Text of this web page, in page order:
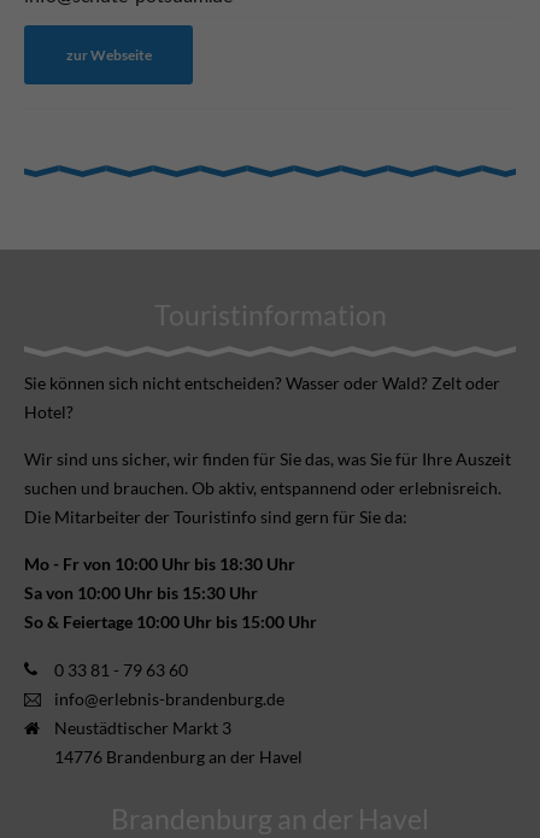
zur Webseite
Touristinformation
Sie können sich nicht ent­scheiden? Wasser oder Wald? Zelt oder
Hotel?
Wir sind uns sicher, wir finden für Sie das, was Sie für Ihre Aus­zeit
suchen und brauchen. Ob aktiv, ent­spannend oder erlebnis­reich.
Die Mitarbeiter der Touristinfo sind gern für Sie da:
Mo - Fr von 10:00 Uhr bis 18:30 Uhr
Sa von 10:00 Uhr bis 15:30 Uhr
So & Feiertage 10:00 Uhr bis 15:00 Uhr
0 33 81 - 79 63 60
info@erlebnis-brandenburg.de
Neustädtischer Markt 3
14776 Brandenburg an der Havel
Brandenburg an der Havel